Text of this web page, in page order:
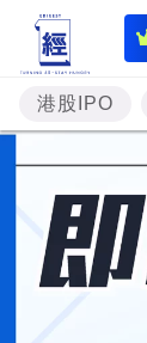
港股IPO